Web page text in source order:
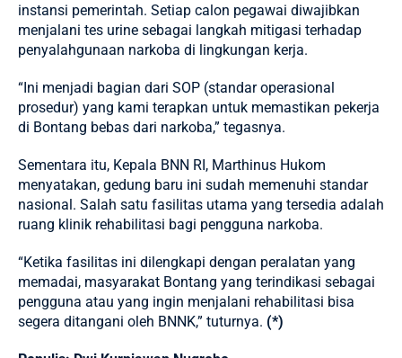
instansi pemerintah. Setiap calon pegawai diwajibkan
menjalani tes urine sebagai langkah mitigasi terhadap
penyalahgunaan narkoba di lingkungan kerja.
“Ini menjadi bagian dari SOP (standar operasional
prosedur) yang kami terapkan untuk memastikan pekerja
di Bontang bebas dari narkoba,” tegasnya.
Sementara itu, Kepala BNN RI, Marthinus Hukom
menyatakan, gedung baru ini sudah memenuhi standar
nasional. Salah satu fasilitas utama yang tersedia adalah
ruang klinik rehabilitasi bagi pengguna narkoba.
“Ketika fasilitas ini dilengkapi dengan peralatan yang
memadai, masyarakat Bontang yang terindikasi sebagai
pengguna atau yang ingin menjalani rehabilitasi bisa
segera ditangani oleh BNNK,” tuturnya. (*)